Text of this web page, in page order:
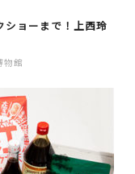
ショーまで！上西玲
物館